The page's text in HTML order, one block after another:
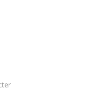
et valorisant pour